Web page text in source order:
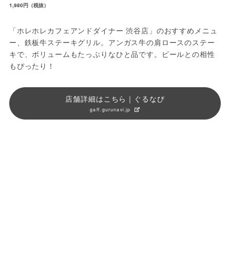
1,980円（税抜）
「ホレホレカフェアンドダイナー 渋谷店」のおすすめメニュ
ー、鉄板牛ステーキグリル。アンガス牛の肩ロースのステー
キで、ボリュームもたっぷりなひと品です。ビールとの相性
もぴったり！
店舗詳細はこちら｜ぐるなび
gaff.gurunavi.jp